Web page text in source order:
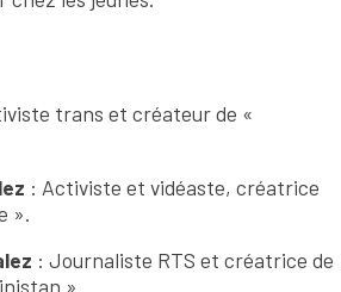
trans et créateur de «
: Activiste et vidéaste, créatrice
».
: Journaliste RTS et créatrice de
».